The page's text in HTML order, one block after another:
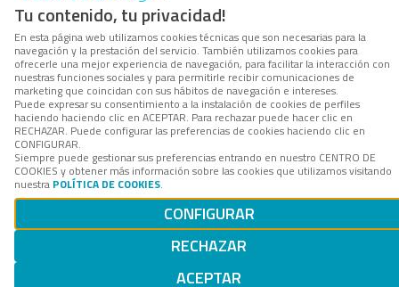
Tu contenido, tu privacidad!
En esta página web utilizamos cookies técnicas que son necesarias para la
navegación y la prestación del servicio. También utilizamos cookies para
ofrecerle una mejor experiencia de navegación, para facilitar la interacción con
nuestras funciones sociales y para permitirle recibir comunicaciones de
marketing que coincidan con sus hábitos de navegación e intereses.
Puede expresar su consentimiento a la instalación de cookies de perfiles
haciendo haciendo clic en ACEPTAR. Para rechazar puede hacer clic en
RECHAZAR. Puede configurar las preferencias de cookies haciendo clic en
CONFIGURAR.
Siempre puede gestionar sus preferencias entrando en nuestro CENTRO DE
COOKIES y obtener más información sobre las cookies que utilizamos visitando
nuestra POLÍTICA DE COOKIES.
CONFIGURAR
RECHAZAR
ACEPTAR